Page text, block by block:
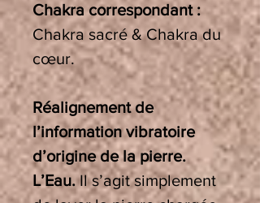
Chakra correspondant :
Chakra sacré & Chakra du
cœur.
Réalignement de
l’information vibratoire
d’origine de la pierre.
L’Eau.Il s’agit simplement